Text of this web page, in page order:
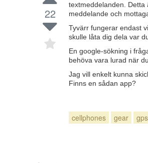
22
textmeddelanden.
meddelande och
Tyvärr fungerar endast
skulle låta dig dela var
En google-sökning i
behöva vara lurad när
Jag vill enkelt kunna
Finns en sådan app?
cellphones gear